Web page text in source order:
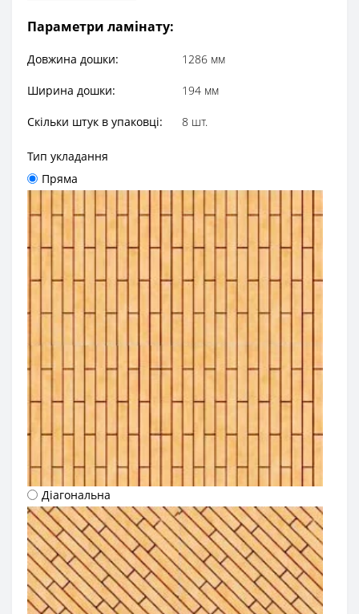
Параметри ламінату:
Довжина дошки: 1286 мм
Ширина дошки: 194 мм
Скільки штук в упаковці: 8 шт.
Тип укладання
Пряма
Діагональна